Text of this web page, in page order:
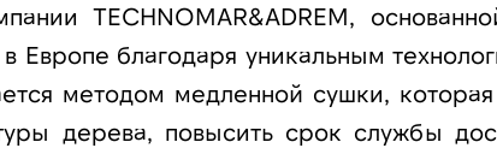
TECHNOMAR&ADREM,
Европе благодаря уникальным
методом медленной сушки,
дерева, повысить срок службы